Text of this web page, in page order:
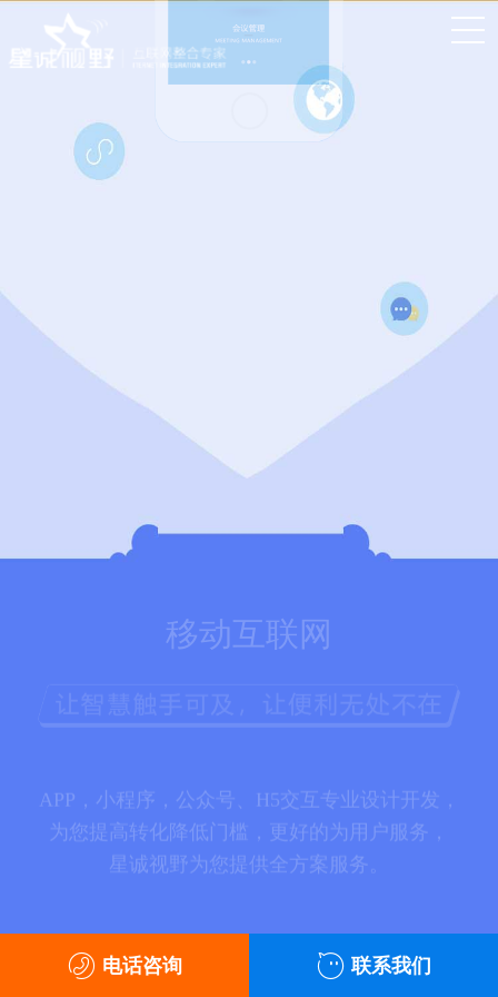
移动互联网
APP，小程序，公众号、H5交互专业设计开发，
为您提高转化降低门槛，更好的为用户服务，
星诚视野为您提供全方案服务。
电话咨询 联系我们